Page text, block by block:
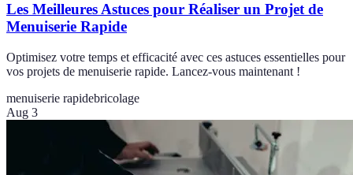
Les Meilleures Astuces pour Réaliser un Projet de
Menuiserie Rapide
Optimisez votre temps et efficacité avec ces astuces essentielles pour
vos projets de menuiserie rapide. Lancez-vous maintenant !
menuiserie rapidebricolage
Aug 3